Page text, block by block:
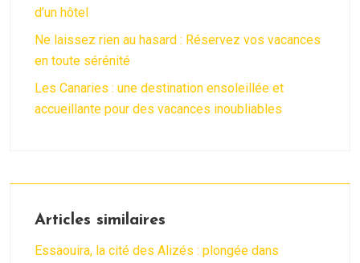
d’un hôtel
Ne laissez rien au hasard : Réservez vos vacances
en toute sérénité
Les Canaries : une destination ensoleillée et
accueillante pour des vacances inoubliables
Articles similaires
Essaouira, la cité des Alizés : plongée dans